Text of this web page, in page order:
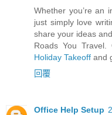
Whether you’re an
just simply love
share your ideas
Roads You
Holiday Takeoff and
回覆
Office Help Setup